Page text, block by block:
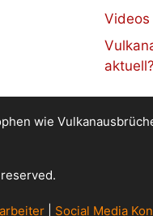
Videos
aktuell?
wie
Social Media